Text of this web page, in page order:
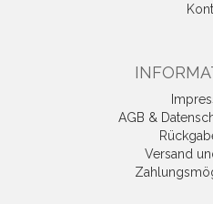
AGB &
Versand